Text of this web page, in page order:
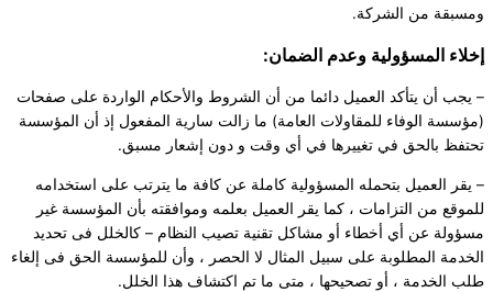
ومسبقة من الشركة.
إخلاء المسؤولية وعدم الضمان:
– يجب أن يتأكد العميل دائما من أن الشروط والأحكام الواردة على صفحات
(مؤسسة الوفاء للمقاولات العامة) ما زالت سارية المفعول إذ أن المؤسسة
تحتفظ بالحق في تغييرها في أي وقت و دون إشعار مسبق.
– يقر العميل بتحمله المسؤولية كاملة عن كافة ما يترتب على استخدامه
للموقع من التزامات ، كما يقر العميل بعلمه وموافقته بأن المؤسسة غير
مسؤولة عن أي أخطاء أو مشاكل تقنية تصيب النظام – كالخلل فى تحديد
الخدمة المطلوبة على سبيل المثال لا الحصر ، وأن للمؤسسة الحق فى إلغاء
طلب الخدمة ، أو تصحيحها ، متى ما تم اكتشاف هذا الخلل.